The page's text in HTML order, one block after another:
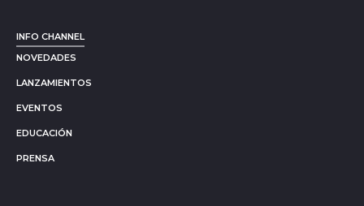
INFO CHANNEL
NOVEDADES
LANZAMIENTOS
EVENTOS
EDUCACIÓN
PRENSA